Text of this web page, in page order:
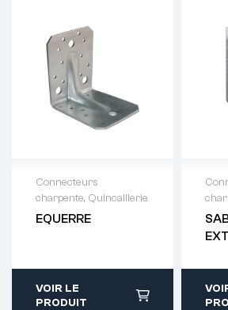
Connecteurs
charpente, Quincaillerie
EQUERRE
devis : 01 64 88
VOIR LE
PRODUIT